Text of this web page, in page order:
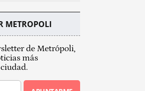
METROPOLI
de Metrópoli,
más